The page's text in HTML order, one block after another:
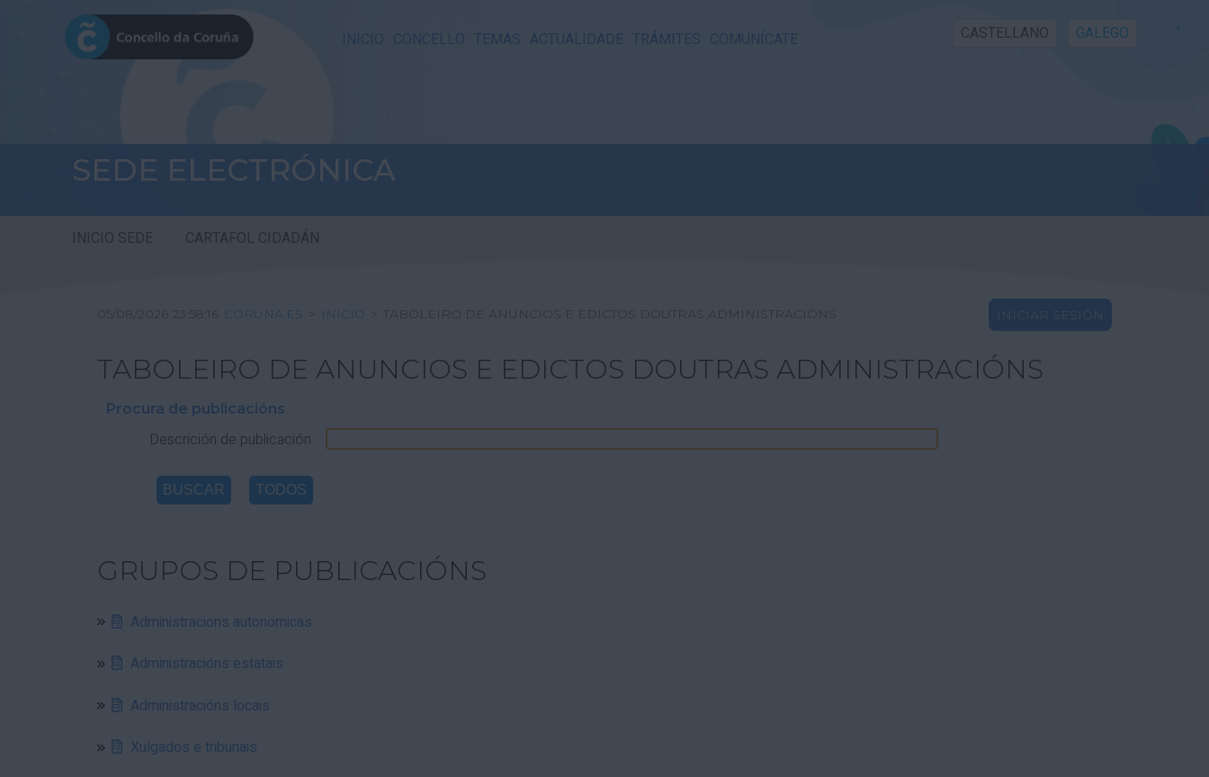
INICIO CONCELLO TEMAS ACTUALIDADE TRÁMITES COMUNÍCATE CASTELLANO GALEGO
SEDE ELECTRÓNICA
INICIO SEDE CARTAFOL CIDADÁN
05/08/2026 23:58:16 CORUNA.ES > INICIO > TABOLEIRO DE ANUNCIOS E EDICTOS DOUTRAS ADMINISTRACIÓNS INICIAR SESIÓN
TABOLEIRO DE ANUNCIOS E EDICTOS DOUTRAS ADMINISTRACIÓNS
Procura de publicacións
Descrición de publicación
GRUPOS DE PUBLICACIÓNS
Administracions autonomicas
Administracións estatais
Administracións locais
Xulgados e tribunais